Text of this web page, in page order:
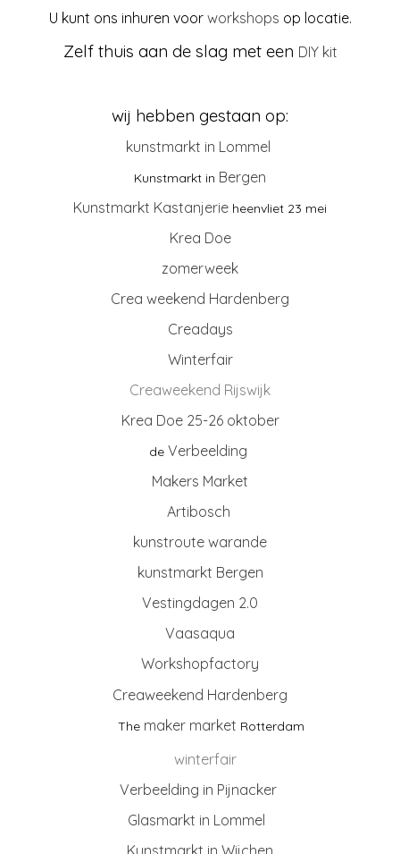
U kunt ons inhuren voor workshops op locatie.
Zelf thuis aan de slag met een DIY kit
wij hebben gestaan op:
kunstmarkt in Lommel
Kunstmarkt in Bergen
Kunstmarkt Kastanjerie heenvliet 23 mei
Krea Doe
zomerweek
Crea weekend Hardenberg
Creadays
Winterfair
Creaweekend Rijswijk
Krea Doe 25-26 oktober
de Verbeelding
Makers Market
Artibosch
kunstroute warande
kunstmarkt Bergen
Vestingdagen 2.0
Vaasaqua
Workshopfactory
Creaweekend Hardenberg
The maker market Rotterdam
winterfair
Verbeelding in Pijnacker
Glasmarkt in Lommel